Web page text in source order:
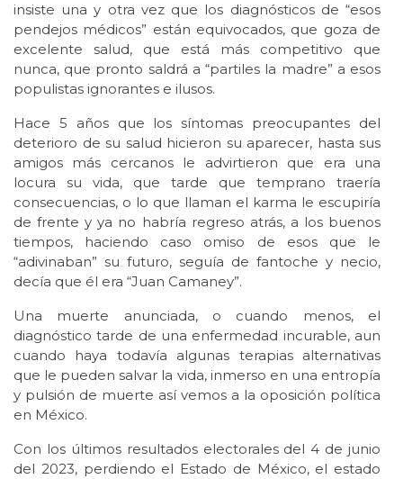
insiste una y otra vez que los diagnósticos de “esos
pendejos médicos” están equivocados, que goza de
excelente salud, que está más competitivo que
nunca, que pronto saldrá a “partiles la madre” a esos
populistas ignorantes e ilusos.
Hace 5 años que los síntomas preocupantes del
deterioro de su salud hicieron su aparecer, hasta sus
amigos más cercanos le advirtieron que era una
locura su vida, que tarde que temprano traería
consecuencias, o lo que llaman el karma le escupiría
de frente y ya no habría regreso atrás, a los buenos
tiempos, haciendo caso omiso de esos que le
“adivinaban” su futuro, seguía de fantoche y necio,
decía que él era “Juan Camaney”.
Una muerte anunciada, o cuando menos, el
diagnóstico tarde de una enfermedad incurable, aun
cuando haya todavía algunas terapias alternativas
que le pueden salvar la vida, inmerso en una entropía
y pulsión de muerte así vemos a la oposición política
en México.
Con los últimos resultados electorales del 4 de junio
del 2023, perdiendo el Estado de México, el estado